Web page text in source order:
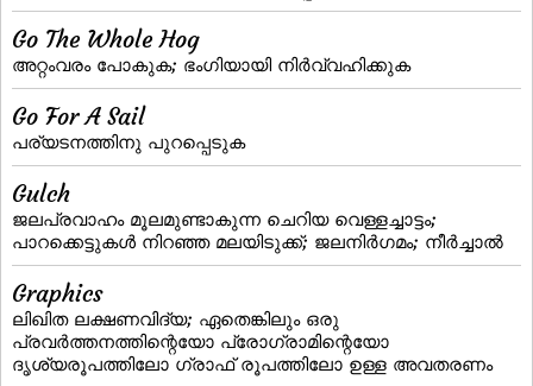
Go The Whole Hog
അറ്റംവരം പോകുക; ഭംഗിയായി നിര്‍വ്വഹിക്കുക
Go For A Sail
പര്യടനത്തിനു പുറപ്പെടുക
Gulch
ജലപ്രവാഹം മൂലമുണ്ടാകുന്ന ചെറിയ വെള്ളച്ചാട്ടം;
പാറക്കെട്ടുകള്‍ നിറഞ്ഞ മലയിടുക്ക്‌; ജലനിര്‍ഗമം; നീര്‍ച്ചാല്‍
Graphics
ലിഖിത ലക്ഷണവിദ്യ; ഏതെങ്കിലും ഒരു
പ്രവര്‍ത്തനത്തിന്റെയോ പ്രോഗ്രാമിന്റെയോ
ദൃശ്യരൂപത്തിലോ ഗ്രാഫ്‌ രൂപത്തിലോ ഉള്ള അവതരണം